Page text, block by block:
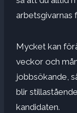
arbetsgivarnas
Mycket kan
veckor och
jobbsökande,
blir
kandidaten.